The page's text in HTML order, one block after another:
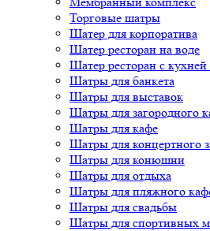
Торговые шатры
Шатер для корпоратива
Шатер ресторан на воде
Шатер ресторан с
Шатры для банкета
Шатры для выставок
Шатры для загородного
Шатры для кафе
Шатры для концертного
Шатры для конюшни
Шатры для отдыха
Шатры для пляжного
Шатры для свадьбы
Шатры для спортивных